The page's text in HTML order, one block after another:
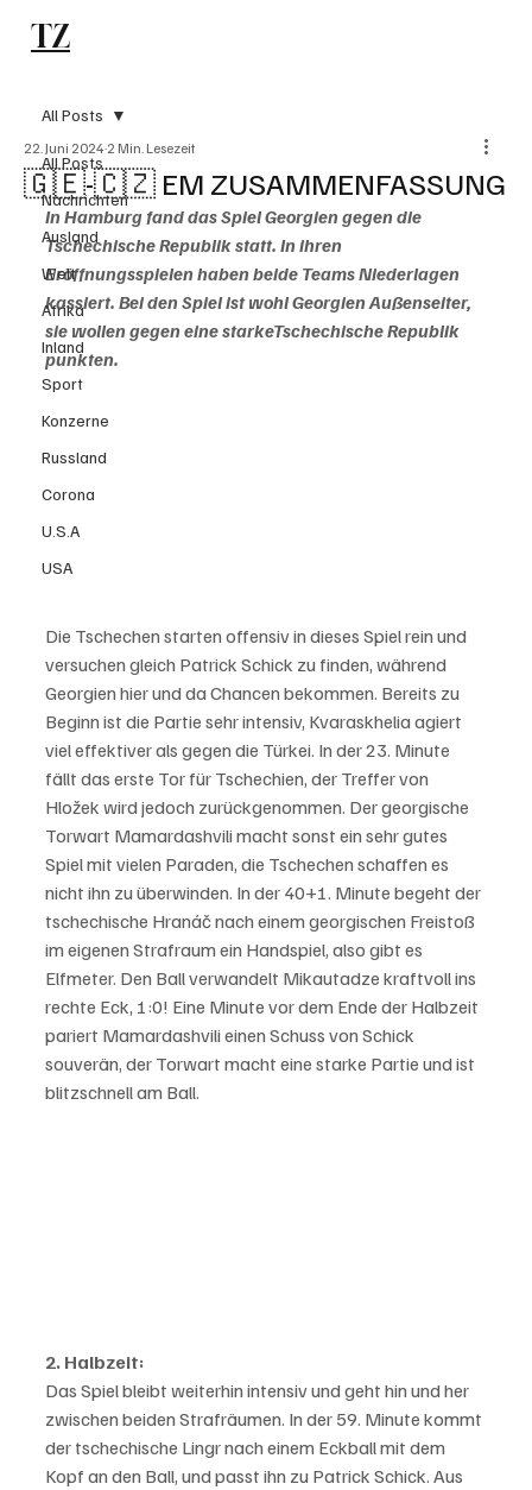
TZ
All Posts
Nachrichten
Ausland
Welt
Afrika
Inland
Sport
Konzerne
Russland
Corona
U.S.A
USA
All Posts
🇬🇪-🇨🇿 EM ZUSAMMENFASSUNG
22. Juni 2024 2 Min. Lesezeit
In Hamburg fand das Spiel Georgien gegen die
Tschechische Republik statt. In ihren
Eröffnungsspielen haben beide Teams Niederlagen
kassiert. Bei den Spiel ist wohl Georgien Außenseiter,
sie wollen gegen eine starkeTschechische Republik
punkten.
Die Tschechen starten offensiv in dieses Spiel rein und
versuchen gleich Patrick Schick zu finden, während
Georgien hier und da Chancen bekommen. Bereits zu
Beginn ist die Partie sehr intensiv, Kvaraskhelia agiert
viel effektiver als gegen die Türkei. In der 23. Minute
fällt das erste Tor für Tschechien, der Treffer von
Hložek wird jedoch zurückgenommen. Der georgische
Torwart Mamardashvili macht sonst ein sehr gutes
Spiel mit vielen Paraden, die Tschechen schaffen es
nicht ihn zu überwinden. In der 40+1. Minute begeht der
tschechische Hranáč nach einem georgischen Freistoß
im eigenen Strafraum ein Handspiel, also gibt es
Elfmeter. Den Ball verwandelt Mikautadze kraftvoll ins
rechte Eck, 1:0! Eine Minute vor dem Ende der Halbzeit
pariert Mamardashvili einen Schuss von Schick
souverän, der Torwart macht eine starke Partie und ist
blitzschnell am Ball.
2. Halbzeit:
Das Spiel bleibt weiterhin intensiv und geht hin und her
zwischen beiden Strafräumen. In der 59. Minute kommt
der tschechische Lingr nach einem Eckball mit dem
Kopf an den Ball, und passt ihn zu Patrick Schick. Aus